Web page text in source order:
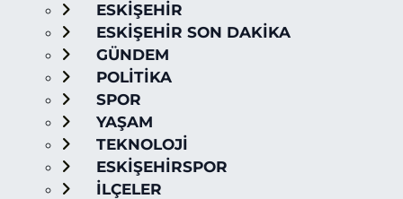
ESKİŞEHİR
ESKİŞEHİR SON DAKİKA
GÜNDEM
POLİTİKA
SPOR
YAŞAM
TEKNOLOJİ
ESKİŞEHİRSPOR
İLÇELER